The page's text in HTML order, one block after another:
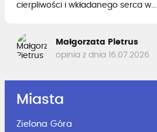
cierpliwości i wkładanego serca w...
Małgorzata Pietrus
opinia z dnia 16.07.2026
Miasta
Zielona Góra